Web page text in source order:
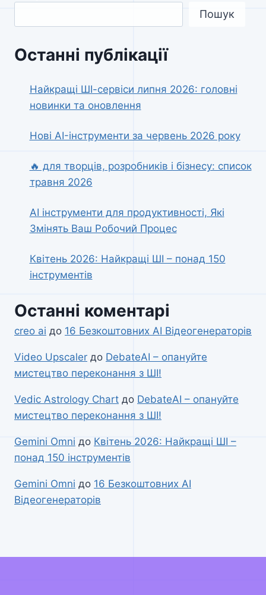
Пошук
Останні публікації
Найкращі ШІ-сервіси липня 2026: головні
новинки та оновлення
Нові AI-інструменти за червень 2026 року
🔥 для творців, розробників і бізнесу: список
травня 2026
AI інструменти для продуктивності, Які
Змінять Ваш Робочий Процес
Квітень 2026: Найкращі ШІ – понад 150
інструментів
Останні коментарі
creo ai до 16 Безкоштовних AI Відеогенераторів
Video Upscaler до DebateAI – опануйте
мистецтво переконання з ШІ!
Vedic Astrology Chart до DebateAI – опануйте
мистецтво переконання з ШІ!
Gemini Omni до Квітень 2026: Найкращі ШІ –
понад 150 інструментів
Gemini Omni до 16 Безкоштовних AI
Відеогенераторів